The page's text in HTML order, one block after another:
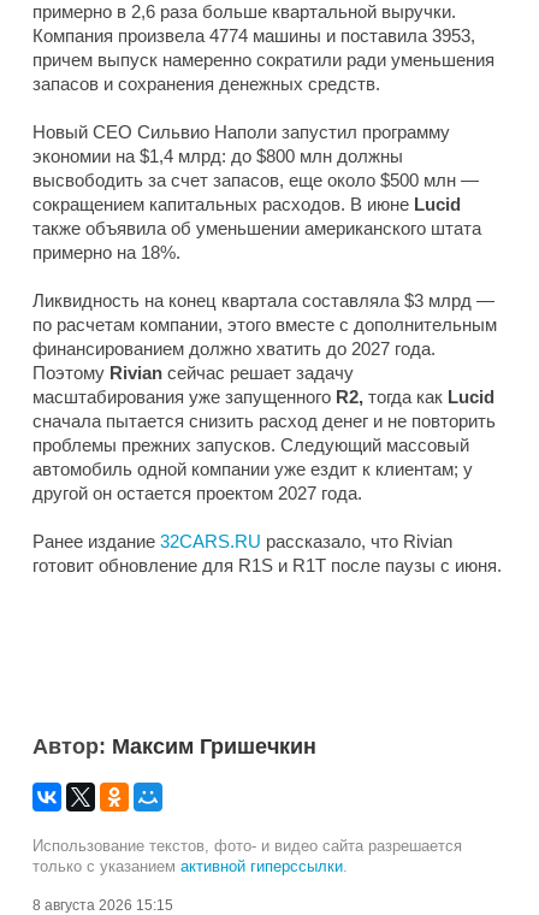
примерно в 2,6 раза больше квартальной выручки.
Компания произвела 4774 машины и поставила 3953,
причем выпуск намеренно сократили ради уменьшения
запасов и сохранения денежных средств.
Новый CEO Сильвио Наполи запустил программу
экономии на $1,4 млрд: до $800 млн должны
высвободить за счет запасов, еще около $500 млн —
сокращением капитальных расходов. В июне Lucid
также объявила об уменьшении американского штата
примерно на 18%.
Ликвидность на конец квартала составляла $3 млрд —
по расчетам компании, этого вместе с дополнительным
финансированием должно хватить до 2027 года.
Поэтому Rivian сейчас решает задачу
масштабирования уже запущенного R2, тогда как Lucid
сначала пытается снизить расход денег и не повторить
проблемы прежних запусков. Следующий массовый
автомобиль одной компании уже ездит к клиентам; у
другой он остается проектом 2027 года.
Ранее издание 32CARS.RU рассказало, что Rivian
готовит обновление для R1S и R1T после паузы с июня.
Автор: Максим Гришечкин
Использование текстов, фото- и видео сайта разрешается
только с указанием активной гиперссылки.
8 августа 2026 15:15